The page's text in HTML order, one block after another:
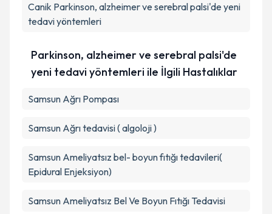
Metni'ni okudum ve kişisel verilerimin belirtilen
kapsamda işlenmesini kabul ediyorum.
Takvim Talebini Gönder
Canik Parkinson, alzheimer ve serebral palsi'de yeni
tedavi yöntemleri
Parkinson, alzheimer ve serebral palsi'de
yeni tedavi yöntemleri ile İlgili Hastalıklar
Samsun Ağrı Pompası
Samsun Ağrı tedavisi ( algoloji )
Samsun Ameliyatsız bel- boyun fıtığı tedavileri(
Epidural Enjeksiyon)
Samsun Ameliyatsız Bel Ve Boyun Fıtığı Tedavisi